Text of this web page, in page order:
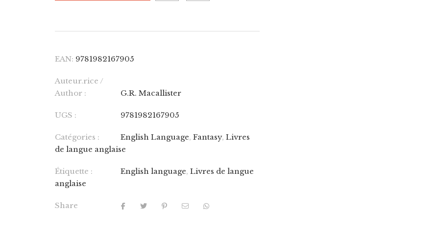
EAN: 9781982167905
Auteur.rice /
Author :
G.R. Macallister
UGS : 9781982167905
Catégories : English Language,Fantasy,Livres
de langue anglaise
Étiquette : English language,Livres de langue
anglaise
Share